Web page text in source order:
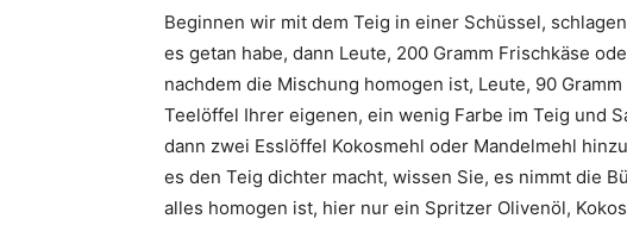
Beginnen wir mit dem Teig in einer Schüssel,
es getan habe, dann Leute, 200 Gramm Frischkäse
nachdem die Mischung homogen ist, Leute, 90
Teelöffel Ihrer eigenen, ein wenig Farbe im Teig und
dann zwei Esslöffel Kokosmehl oder Mandelmehl
es den Teig dichter macht, wissen Sie, es nimmt die
alles homogen ist, hier nur ein Spritzer Olivenöl,